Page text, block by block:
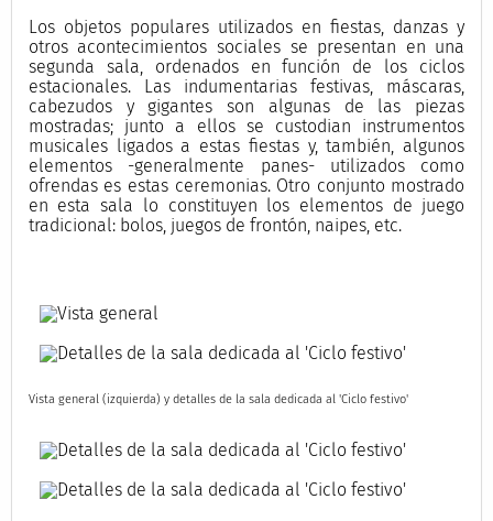
Los objetos populares utilizados en fiestas, danzas y
otros acontecimientos sociales se presentan en una
segunda sala, ordenados en función de los ciclos
estacionales. Las indumentarias festivas, máscaras,
cabezudos y gigantes son algunas de las piezas
mostradas; junto a ellos se custodian instrumentos
musicales ligados a estas fiestas y, también, algunos
elementos -generalmente panes- utilizados como
ofrendas es estas ceremonias. Otro conjunto mostrado
en esta sala lo constituyen los elementos de juego
tradicional: bolos, juegos de frontón, naipes, etc.
Vista general (izquierda) y detalles de la sala dedicada al 'Ciclo festivo'